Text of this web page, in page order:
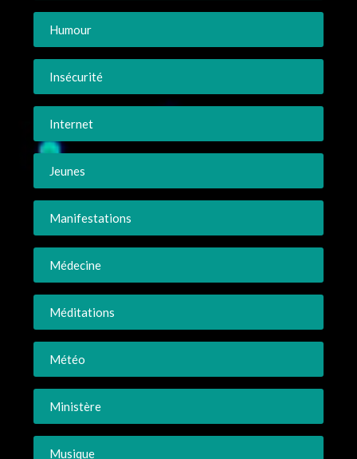
Humour
Insécurité
Internet
Jeunes
Manifestations
Médecine
Méditations
Météo
Ministère
Musique